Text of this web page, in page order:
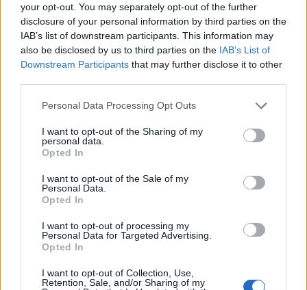
your opt-out. You may separately opt-out of the further
disclosure of your personal information by third parties on the
IAB’s list of downstream participants. This information may
also be disclosed by us to third parties on the IAB’s List of
Downstream Participants that may further disclose it to other
Please note that this website/app uses one or more Google
not limited to your visit or usage behaviour. You may click to
grant or deny consent to Google and its third-party tags to
use your data for below specified purposes in below Google
consent section.
Personal Data Processing Opt Outs
I want to opt-out of the Sharing of my
personal data.
Opted In
I want to opt-out of the Sale of my
Personal Data.
Opted In
I want to opt-out of processing my
Personal Data for Targeted Advertising.
Opted In
I want to opt-out of Collection, Use,
Retention, Sale, and/or Sharing of my
onweer. De organisatoren hebben zich
verontschuldigd voor de ongemakken en beloofd
om zo snel mogelijk meer informatie te geven over
eventuele vergoedingen.
Wat nu voor de bezoekers?
Voor de bezoekers die hun ticket hebben gekocht
voor een van deze festivals, rijzen natuurlijk veel
hun geld terugkrijgen? En zijn er plannen om de
festivals op een later tijdstip te herhalen?